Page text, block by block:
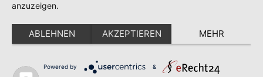
anzuzeigen.
ABLEHNEN AKZEPTIEREN MEHR
Powered by &